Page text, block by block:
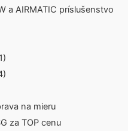
a AIRMATIC príslušenstvo
na mieru
za TOP cenu